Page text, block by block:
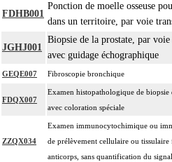
FDHB001
Ponction de moelle osseuse
dans un territoire, par voie
JGHJ001
Biopsie de la prostate, par voie
avec guidage échographique
GEQE007 Fibroscopie bronchique
FDQX007
Examen histopathologique de biopsie
avec coloration spéciale
ZZQX034
Examen immunocytochimique ou
de prélèvement cellulaire ou tissulaire
anticorps, sans quantification du signal